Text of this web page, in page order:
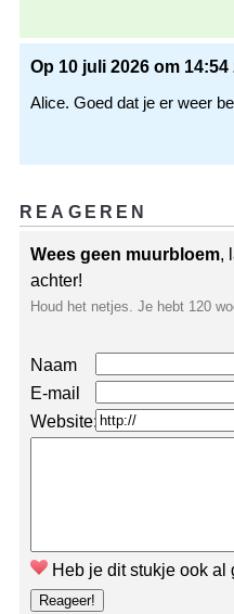
Op 10 juli 2026 om 14:54
Alice. Goed dat je er weer
REAGEREN
Wees geen muurbloem,
achter!
Houd het netjes. Je hebt 120
Naam
E-mail
Website:
Heb je dit stukje ook al